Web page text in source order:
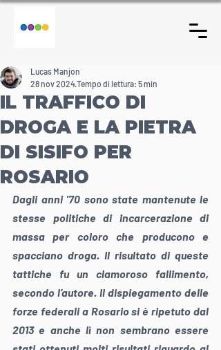
IL TRAFFICO DI
DROGA E LA PIETRA
DI SISIFO PER
ROSARIO
Lucas Manjon
28 nov 2024Tempo di lettura: 5 min
Dagli anni '70 sono state mantenute le
stesse politiche di incarcerazione di
massa per coloro che producono e
spacciano droga. Il risultato di queste
tattiche fu un clamoroso fallimento,
secondo l’autore. Il dispiegamento delle
forze federali a Rosario si è ripetuto dal
2013 e anche lì non sembrano essere